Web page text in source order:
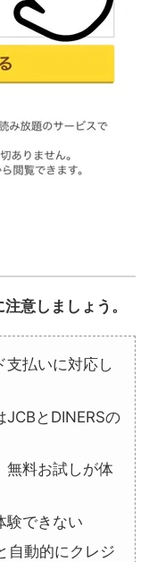
意しましょう。
支払いに対応し
とDINERSの
無料お試しが体
験できない
自動的にクレジ